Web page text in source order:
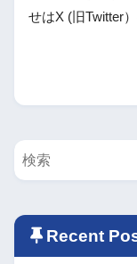
せはX (旧Twitter
Recent